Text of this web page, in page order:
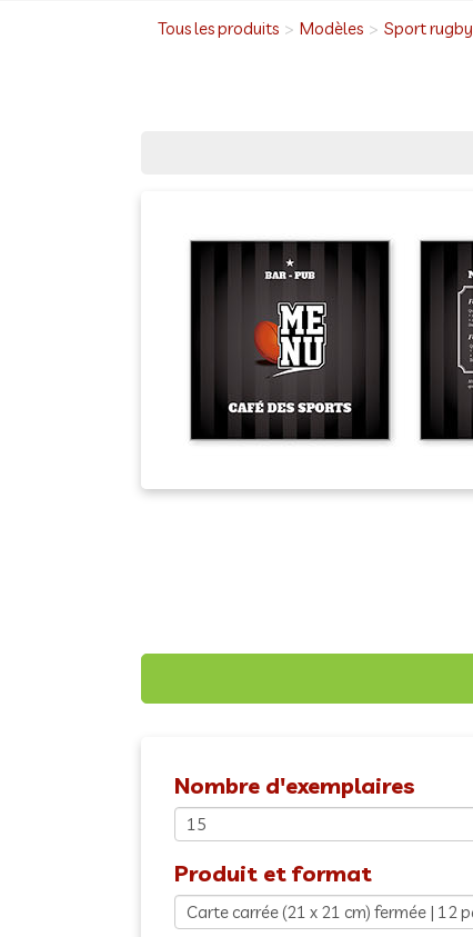
Tous les produits Modèles Sport rugby
Nombre d'exemplaires
Produit et format